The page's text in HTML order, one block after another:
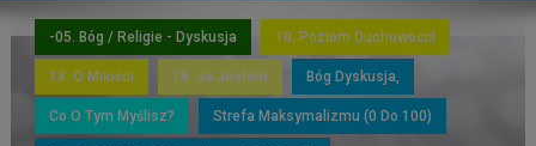
-05. Bóg / Religie - Dyskusja 10. Poziom Duchowości
18. O Miłości 19. Ja Jestem Bóg Dyskusja,
Co O Tym Myślisz? Strefa Maksymalizmu (0 Do 100)